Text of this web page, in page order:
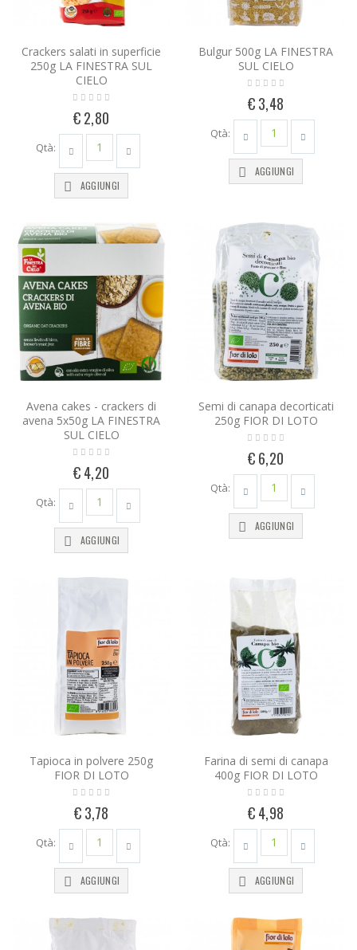
Crackers salati in superficie
250g LA FINESTRA SUL
CIELO
€ 2,80
Qtà:
AGGIUNGI
Bulgur 500g LA FINESTRA
SUL CIELO
€ 3,48
Qtà:
AGGIUNGI
Avena cakes - crackers di
avena 5x50g LA FINESTRA
SUL CIELO
€ 4,20
Qtà:
AGGIUNGI
Semi di canapa decorticati
250g FIOR DI LOTO
€ 6,20
Qtà:
AGGIUNGI
Tapioca in polvere 250g
FIOR DI LOTO
€ 3,78
Qtà:
AGGIUNGI
Farina di semi di canapa
400g FIOR DI LOTO
€ 4,98
Qtà:
AGGIUNGI